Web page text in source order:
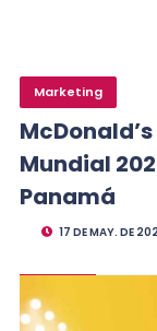
Marketing
Mundial
Panamá
17 DE MAY. DE